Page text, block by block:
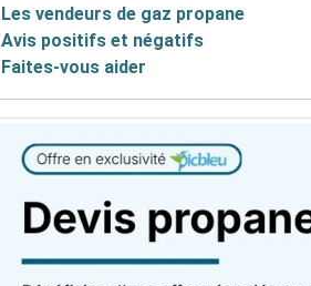
Les vendeurs de gaz propane
Avis positifs et négatifs
Faites-vous aider